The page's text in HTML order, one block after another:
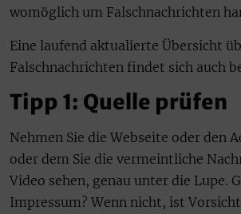
womöglich um Falschnachrichten
Eine laufend aktualierte Übersicht
Falschnachrichten findet sich auch
Tipp 1: Quelle prüfen
Nehmen Sie die Webseite oder den
oder dem Sie die vermeintliche
Video sehen, genau unter die Lupe.
Impressum? Wenn nicht, ist